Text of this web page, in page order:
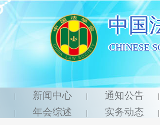
中国
CHINESE
| 新闻中心 | 通知公告 |
| 年会综述 | 实务动态 |